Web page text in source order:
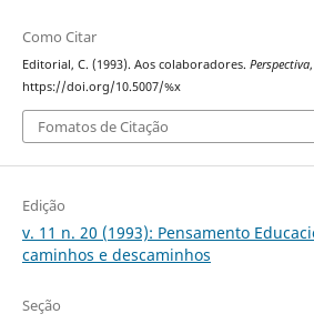
Como Citar
Editorial, C. (1993). Aos colaboradores. Perspectiva,
https://doi.org/10.5007/%x
Fomatos de Citação
Edição
v. 11 n. 20 (1993): Pensamento
caminhos e descaminhos
Seção